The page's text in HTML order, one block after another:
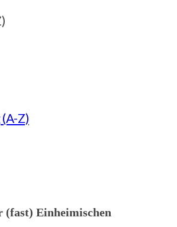
Z)
Einheimischen